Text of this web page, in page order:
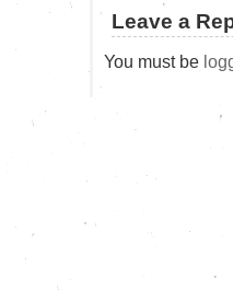
Leave a
You must be